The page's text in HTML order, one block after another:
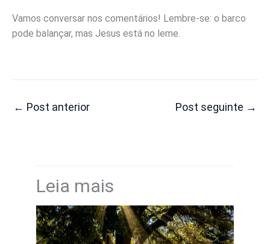
Vamos conversar nos comentários! Lembre-se: o barco
pode balançar, mas Jesus está no leme.
← Post anterior Post seguinte →
Leia mais